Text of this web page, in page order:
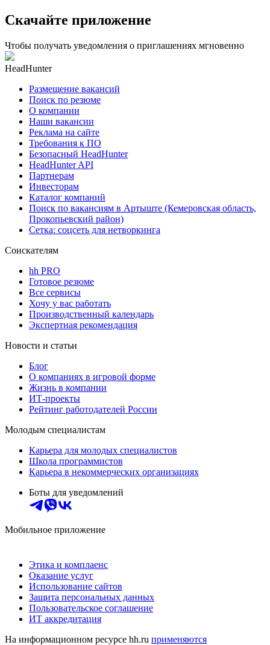
Скачайте приложение
Чтобы получать уведомления о приглашениях мгновенно
HeadHunter
Размещение вакансий
Поиск по резюме
О компании
Наши вакансии
Реклама на сайте
Требования к ПО
Безопасный HeadHunter
HeadHunter API
Партнерам
Инвесторам
Каталог компаний
Поиск по вакансиям в Артыште (Кемеровская область,
Прокопьевский район)
Сетка: соцсеть для нетворкинга
Соискателям
hh PRO
Готовое резюме
Все сервисы
Хочу у вас работать
Производственный календарь
Экспертная рекомендация
Новости и статьи
Блог
О компаниях в игровой форме
Жизнь в компании
ИТ-проекты
Рейтинг работодателей России
Молодым специалистам
Карьера для молодых специалистов
Школа программистов
Карьера в некоммерческих организациях
Боты для уведомлений
Мобильное приложение
Этика и комплаенс
Оказание услуг
Использование сайтов
Защита персональных данных
Пользовательское соглашение
ИТ аккредитация
На информационном ресурсе hh.ru применяются